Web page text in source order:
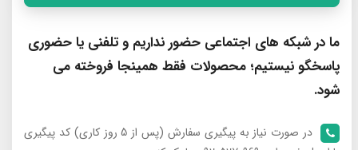
ما در شبکه های اجتماعی حضور نداریم و تلفنی یا حضوری
پاسخگو نیستیم؛ محصولات فقط همینجا فروخته می
شود.
در صورت نیاز به پیگیری سفارش (پس از 5 روز کاری) کد پیگیری